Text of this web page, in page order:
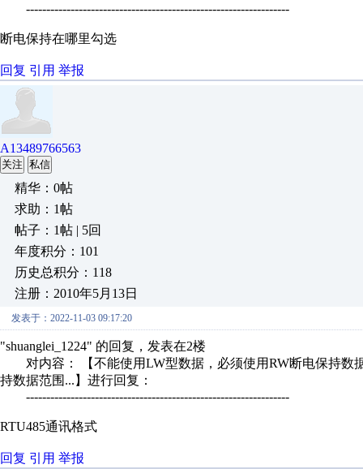
-----------------------------------------------------------------
断电保持在哪里勾选
回复 引用 举报
A13489766563
关注 私信
精华：0帖
求助：1帖
帖子：1帖 | 5回
年度积分：101
历史总积分：118
注册：2010年5月13日
发表于：2022-11-03 09:17:20
"shuanglei_1224" 的回复，发表在2楼
对内容： 【不能使用LW型数据，必须使用RW断电保持数
持数据范围...】进行回复：
-----------------------------------------------------------------
RTU485通讯格式
回复 引用 举报